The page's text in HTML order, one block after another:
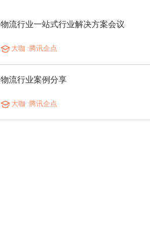
物流行业一站式行业解决方案会议
大咖 :腾讯企点
物流行业案例分享
大咖 :腾讯企点